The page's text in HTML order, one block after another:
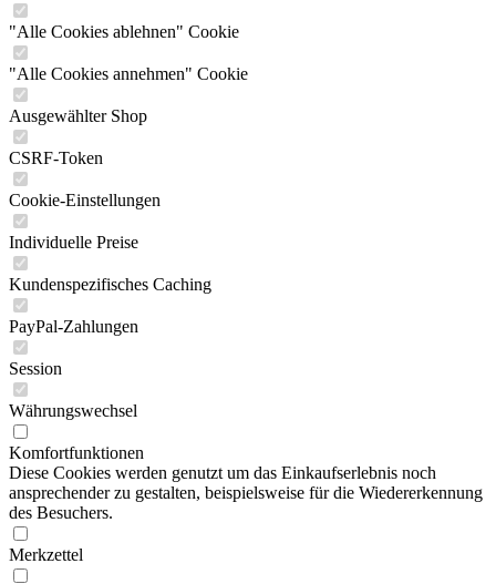
"Alle Cookies ablehnen" Cookie
"Alle Cookies annehmen" Cookie
Ausgewählter Shop
CSRF-Token
Cookie-Einstellungen
Individuelle Preise
Kundenspezifisches Caching
PayPal-Zahlungen
Session
Währungswechsel
Komfortfunktionen
Diese Cookies werden genutzt um das Einkaufserlebnis noch
ansprechender zu gestalten, beispielsweise für die Wiedererkennung
des Besuchers.
Merkzettel